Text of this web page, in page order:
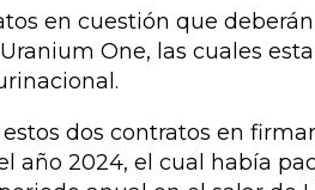
en cuestión que
One, las cuales
dos contratos en
año 2024, el cual había